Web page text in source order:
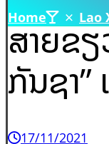
Home Lao
ສາຍຂ
ກັນຊາ”
17/11/2021